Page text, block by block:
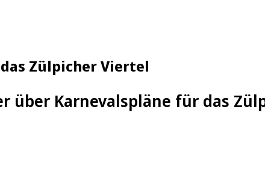
Zülpicher Viertel
über Karnevalspläne für das